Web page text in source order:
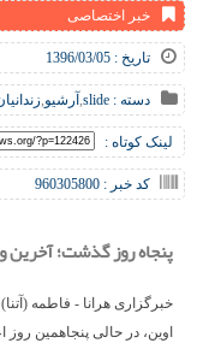
خبر اختصاصی
تاریخ : 1396/03/05
دسته : slide
,آرشیو,
لینک کوتاه :
کد خبر : 960305800
پنجاه روز گذشت؛ آخرین
خبرگزاری هرانا - فاطمه
اوین، در حالی پنجاهمین